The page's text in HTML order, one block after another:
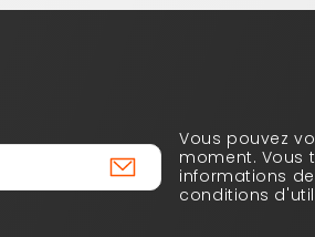
Vous pouvez
moment. Vous
informations
conditions